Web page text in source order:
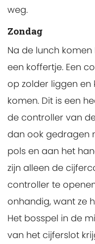
weg.
Zondag
Na de lunch
een koffertje. Een
op zolder liggen en
komen. Dit is een
de controller van
dan ook gedragen
pols en aan het
zijn alleen de
controller te
onhandig, want ze
Het bosspel in de
van het cijferslot